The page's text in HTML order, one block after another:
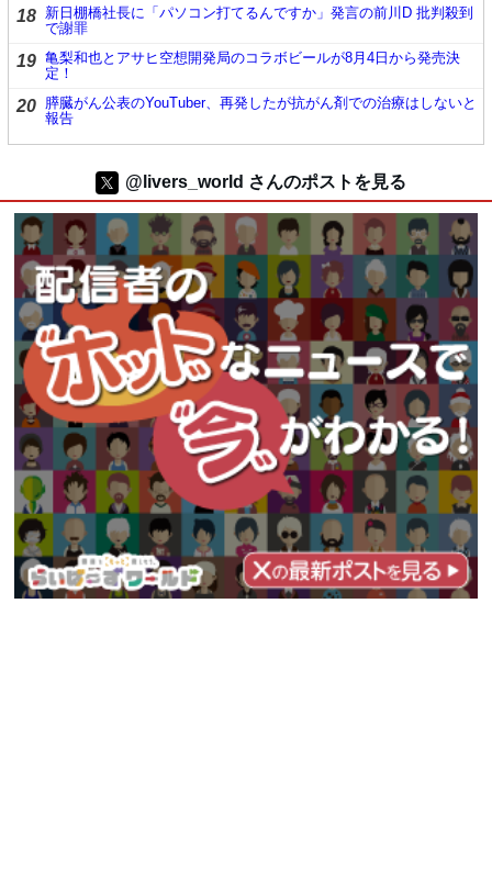
18 新日棚橋社長に「パソコン打てるんですか」発言の前川D 批判殺到
で謝罪
19 亀梨和也とアサヒ空想開発局のコラボビールが8月4日から発売決
定！
20 膵臓がん公表のYouTuber、再発したが抗がん剤での治療はしないと
報告
@livers_world さんのポストを見る